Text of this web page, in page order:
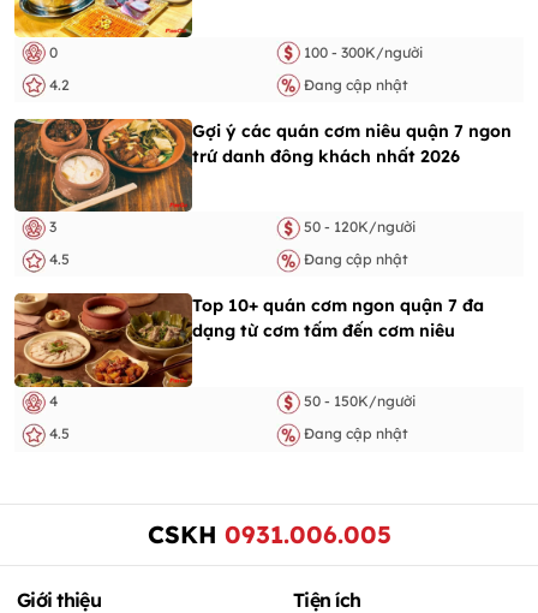
0
100 - 300K/người
4.2
Đang cập nhật
Gợi ý các quán cơm niêu quận 7 ngon
trứ danh đông khách nhất 2026
3
50 - 120K/người
4.5
Đang cập nhật
Top 10+ quán cơm ngon quận 7 đa
dạng từ cơm tấm đến cơm niêu
4
50 - 150K/người
4.5
Đang cập nhật
CSKH 0931.006.005
Giới thiệu Tiện ích